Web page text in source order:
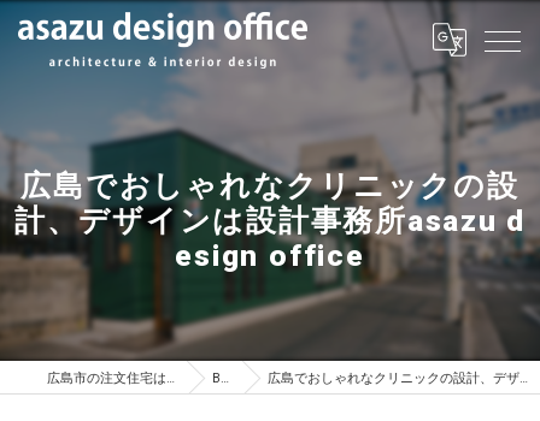
広島でおしゃれなクリニックの設
計、デザインは設計事務所asazu d
esign office
広島市の注文住宅はasazu design office BLOG 広島でおしゃれなクリニックの設計、デザインは設計事務所asazu design office